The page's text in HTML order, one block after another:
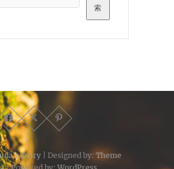
索
Diary| Designed by: Theme